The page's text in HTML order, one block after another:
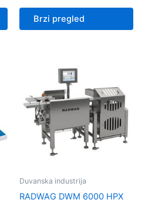
Brzi pregled
Duvanska industrija
RADWAG DWM 6000 HPX